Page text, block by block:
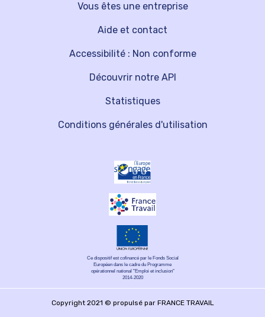
Vous êtes une entreprise
Découvrir notre API
Aide et contact
Statistiques
Accessibilité : Non conforme
Conditions générales d'utilisation
Ce dispositif est cofinancé par le Fonds Social
Européen dans le cadre du Programme
opérationnel national "Emploi et inclusion"
2014-2020
Copyright 2021 © propulsé par FRANCE TRAVAIL